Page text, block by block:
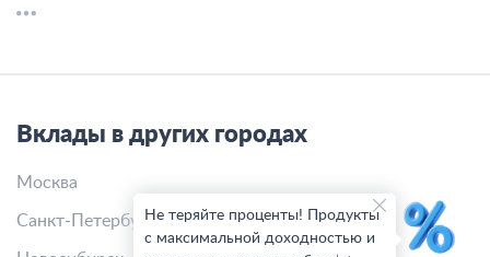
Вклады в других городах
Москва
Санкт-ПетербургНе теряйте проценты! Продукты
с максимальной доходностью и